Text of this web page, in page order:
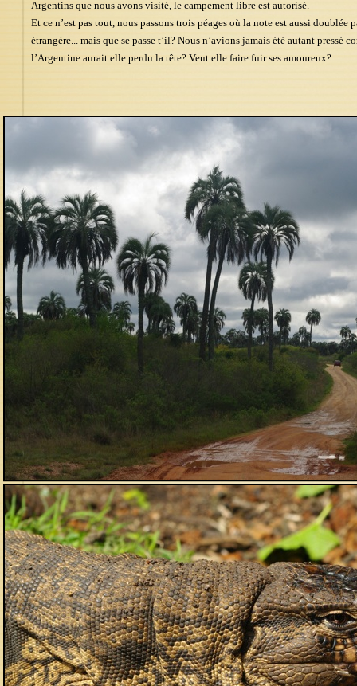
Argentins que nous avons visité, le campement libre est autorisé.
Et ce n’est pas tout, nous passons trois péages où la note est aussi doublée
étrangère... mais que se passe t’il? Nous n’avions jamais été autant pressé
l’Argentine aurait elle perdu la tête? Veut elle faire fuir ses amoureux?